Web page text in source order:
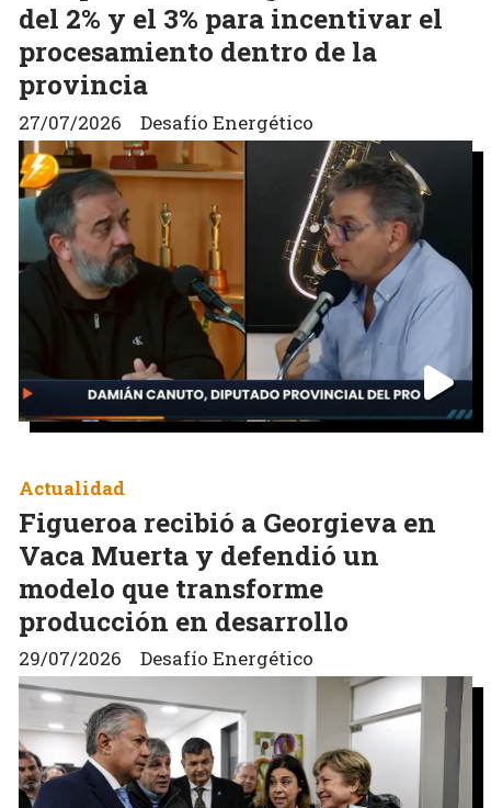
del 2% y el 3% para incentivar el
procesamiento dentro de la
provincia
Desafío Energético
27/07/2026
Figueroa recibió a Georgieva en
Vaca Muerta y defendió un
modelo que transforme
producción en desarrollo
Desafío Energético
Actualidad
29/07/2026